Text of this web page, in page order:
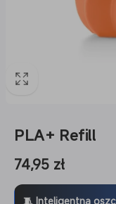
PLA+ Refill
Cena
regularna
74,95 zł
🧵 Inteligentna